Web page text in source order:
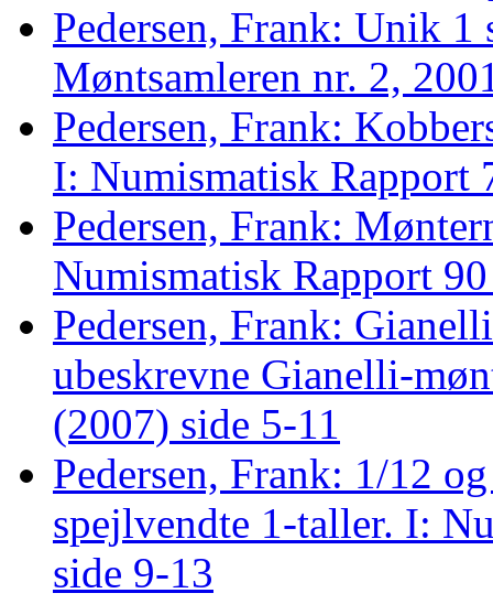
Pedersen, Frank: Unik
Møntsamleren nr. 2,
Pedersen, Frank:
I: Numismatisk Rapport
Pedersen, Frank:
Numismatisk Rapport
Pedersen, Frank:
ubeskrevne Gianelli-
(2007) side 5-11
Pedersen, Frank: 1/12
spejlvendte 1-taller. I:
side 9-13